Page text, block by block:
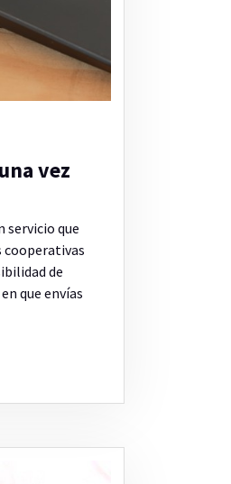
vez
servicio que
cooperativas
de
que envías